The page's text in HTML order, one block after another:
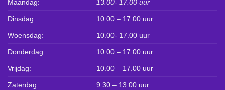
Maandag: 13.00- 17.00 uur
Dinsdag: 10.00 – 17.00 uur
Woensdag: 10.00- 17.00 uur
Donderdag: 10.00 – 17.00 uur
Vrijdag: 10.00 – 17.00 uur
Zaterdag: 9.30 – 13.00 uur